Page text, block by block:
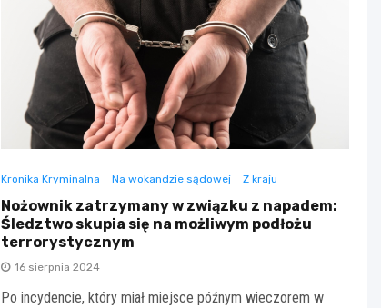
Kronika Kryminalna Na wokandzie sądowej Z kraju
Nożownik zatrzymany w związku z napadem:
Śledztwo skupia się na możliwym podłożu
terrorystycznym
16 sierpnia 2024
Po incydencie, który miał miejsce późnym wieczorem w